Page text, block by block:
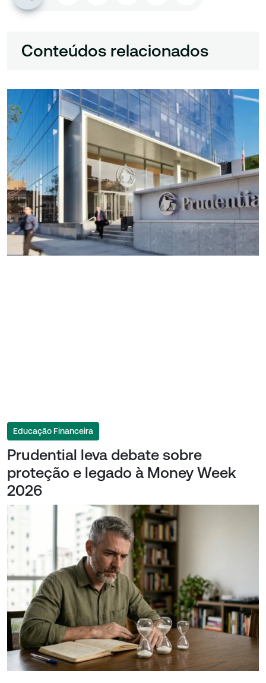
Conteúdos relacionados
Educação Financeira
Prudential leva debate sobre
proteção e legado à Money Week
2026